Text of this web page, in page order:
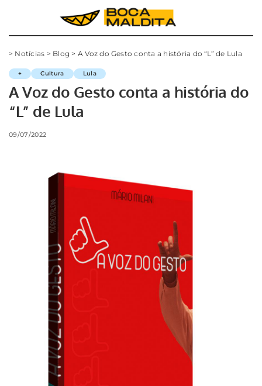
> Notícias > Blog > A Voz do Gesto conta a história do “L” de Lula
+ Cultura Lula
A Voz do Gesto conta a história do
“L” de Lula
09/07/2022